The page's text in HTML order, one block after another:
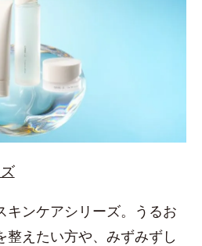
キンケアシリーズ。うるお
整えたい方や、みずみずし